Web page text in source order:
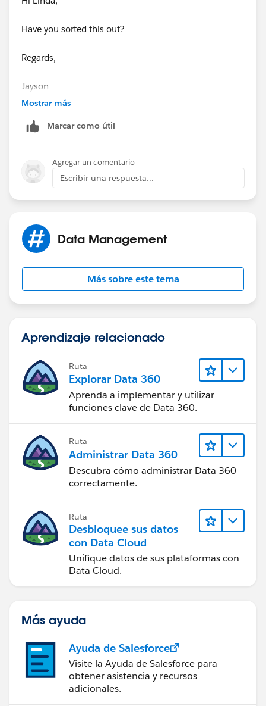
Have you sorted this out?
Regards,
​​​​​​​Jayson
Mostrar más
Marcar como útil
Agregar un comentario
Escribir una respuesta...
Data Management
Más sobre este tema
Aprendizaje relacionado
Ruta
Explorar Data 360
Aprenda a implementar y utilizar
funciones clave de Data 360.
Ruta
Administrar Data 360
Descubra cómo administrar Data 360
correctamente.
Ruta
Desbloquee sus datos
con Data Cloud
Unifique datos de sus plataformas con
Data Cloud.
Más ayuda
Ayuda de Salesforce
Visite la Ayuda de Salesforce para
obtener asistencia y recursos
adicionales.